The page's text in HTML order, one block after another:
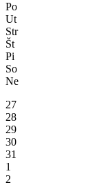
Po
Ut
Str
Št
Pi
So
Ne
27
28
29
30
31
1
2